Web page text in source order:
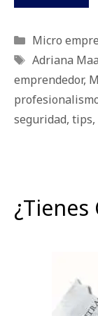
Categorías
Micro
Etiquetas
Adriana
emprendedor,
seguridad, tips,